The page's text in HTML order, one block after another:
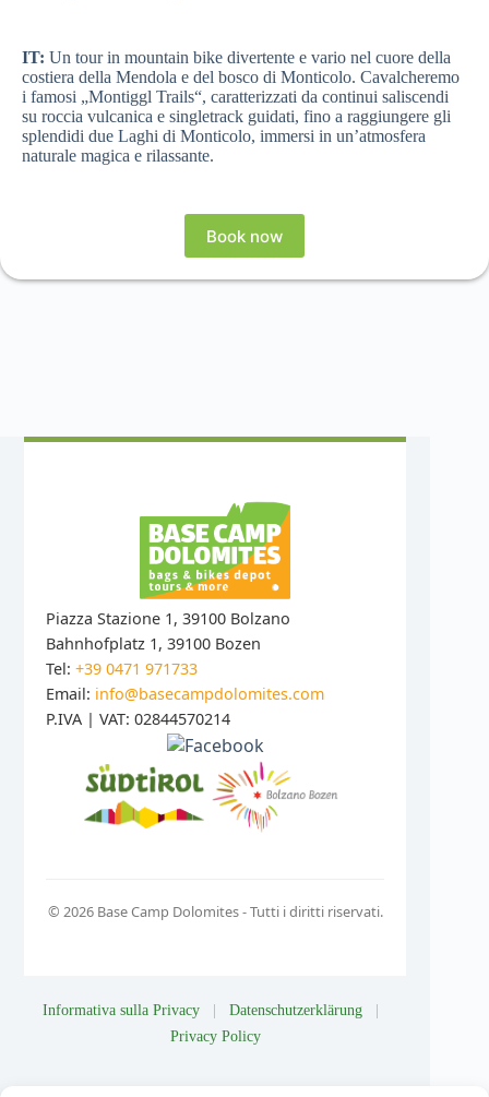
IT: Un tour in mountain bike divertente e vario nel cuore della
costiera della Mendola e del bosco di Monticolo. Cavalcheremo
i famosi „Montiggl Trails“, caratterizzati da continui saliscendi
su roccia vulcanica e singletrack guidati, fino a raggiungere gli
splendidi due Laghi di Monticolo, immersi in un’atmosfera
naturale magica e rilassante.
Book now
Piazza Stazione 1, 39100 Bolzano
Bahnhofplatz 1, 39100 Bozen
Tel:+39 0471 971733
Email: info@basecampdolomites.com
P.IVA | VAT: 02844570214
© 2026 Base Camp Dolomites - Tutti i diritti riservati.
Informativa sulla Privacy Datenschutzerklärung
Privacy Policy